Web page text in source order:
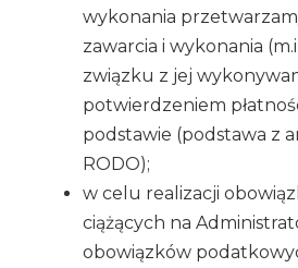
wykonania
zawarcia i wykonania
związku z jej
potwierdzeniem
podstawie (podstawa z
RODO);
w celu realizacji
ciążących na
obowiązków